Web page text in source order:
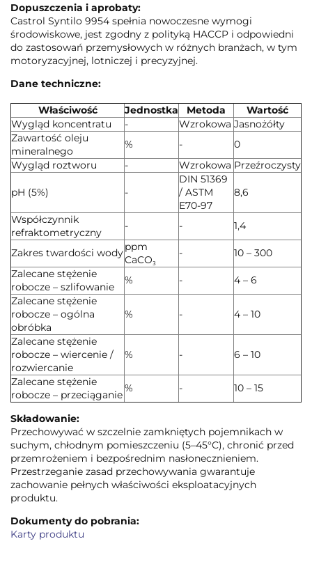
Dopuszczenia i aprobaty:
Castrol Syntilo 9954 spełnia nowoczesne wymogi
środowiskowe, jest zgodny z polityką HACCP i odpowiedni
do zastosowań przemysłowych w różnych branżach, w tym
motoryzacyjnej, lotniczej i precyzyjnej.
Dane techniczne:
Właściwość Jednostka Metoda
Wartość
Wygląd koncentratu
- Wzrokowa Jasnożółty
Zawartość oleju
mineralnego
% -
0
Wygląd roztworu
- Wzrokowa Przeźroczysty
pH (5%) -
DIN 51369
/ ASTM
E70-97
8,6
Współczynnik
refraktometryczny
- - 1,4
Zakres twardości wodyppm
CaCO₃
-
10 – 300
Zalecane stężenie
robocze – szlifowanie
% -
4 – 6
Zalecane stężenie
robocze – ogólna
obróbka
% - 4 – 10
Zalecane stężenie
robocze – wiercenie /
rozwiercanie
% - 6 – 10
Zalecane stężenie
robocze – przeciąganie
% - 10 – 15
Składowanie:
Przechowywać w szczelnie zamkniętych pojemnikach w
suchym, chłodnym pomieszczeniu (5–45°C), chronić przed
przemrożeniem i bezpośrednim nasłonecznieniem.
Przestrzeganie zasad przechowywania gwarantuje
zachowanie pełnych właściwości eksploatacyjnych
produktu.
Dokumenty do pobrania:
Karty produktu